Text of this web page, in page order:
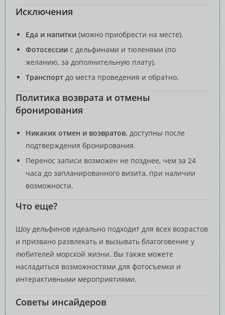
Исключения
Еда и напитки (можно приобрести на месте).
Фотосессии с дельфинами и тюленями (по
желанию, за дополнительную плату).
Транспорт до места проведения и обратно.
Политика возврата и отмены
бронирования
Никаких отмен и возвратов. доступны после
подтверждения бронирования.
Перенос записи возможен не позднее, чем за 24
часа до запланированного визита, при наличии
возможности.
Что еще?
Шоу дельфинов идеально подходит для всех возрастов
и призвано развлекать и вызывать благоговение у
любителей морской жизни. Вы также можете
насладиться возможностями для фотосъемки и
интерактивными мероприятиями.
Советы инсайдеров